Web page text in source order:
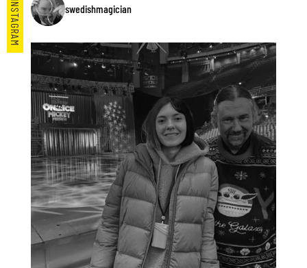
swedishmagician
INSTAGRAM